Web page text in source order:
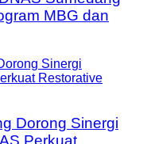
MBG dan
Dorong Sinergi
Perkuat